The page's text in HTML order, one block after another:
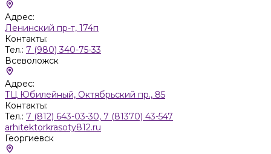
Адрес:
Ленинский пр-т, 174п
Контакты:
Тел.: 7 (980) 340-75-33
Всеволожск
Адрес:
ТЦ Юбилейный, Октябрьский пр., 85
Контакты:
Тел.: 7 (812) 643-03-30, 7 (81370) 43-547
arhitektorkrasoty812.ru
Георгиевск